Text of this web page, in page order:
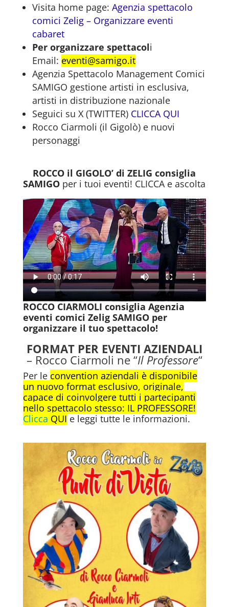
Visita home page: Agenzia spettacolo
comici Zelig – Organizzare eventi
cabaret
Per organizzare spettacoli
Email: eventi@samigo.it
Agenzia Spettacolo Management Comici
SAMIGO gestione artisti in esclusiva,
artisti in distribuzione nazionale
Seguici su X (TWITTER) CLICCA QUI
Rocco Ciarmoli (il Gigolò) e nuovi
personaggi
ROCCO il GIGOLO’ di ZELIG consiglia
SAMIGO per i tuoi eventi! CLICCA e ascolta
ROCCO CIARMOLI consiglia Agenzia
eventi comici Zelig SAMIGO per
organizzare il tuo spettacolo!
FORMAT PER EVENTI AZIENDALI
– Rocco Ciarmoli ne “Il Professore“
Per le convention aziendali è disponibile
un nuovo format esclusivo, originale,
capace di coinvolgere tutti i partecipanti
nello spettacolo stesso: IL PROFESSORE!
Clicca QUI e leggi tutte le informazioni.